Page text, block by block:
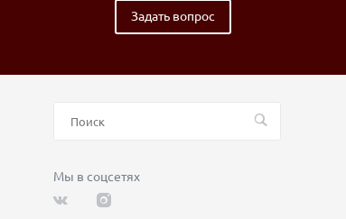
Задать вопрос
Мы в соцсетях